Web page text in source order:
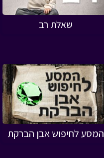
שאלת רב
המסע לחיפוש אבן הברקת